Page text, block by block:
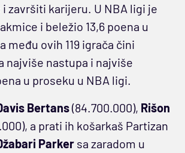
završiti karijeru. U NBA ligi je
i beležio 13,6 poena u
među ovih 119 igrača čini
najviše nastupa i najviše
u proseku u NBA ligi.
Bertans(84.700.000), Rišon
a prati ih košarkaš Partizan
Parker sa zaradom u